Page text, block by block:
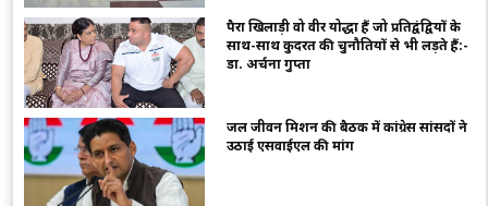
पैरा खिलाड़ी वो वीर योद्धा हैं जो प्रतिद्वंद्वियों के
साथ-साथ कुदरत की चुनौतियों से भी लड़ते हैं:-
डा. अर्चना गुप्ता
जल जीवन मिशन की बैठक में कांग्रेस सांसदों ने
उठाई एसवाईएल की मांग